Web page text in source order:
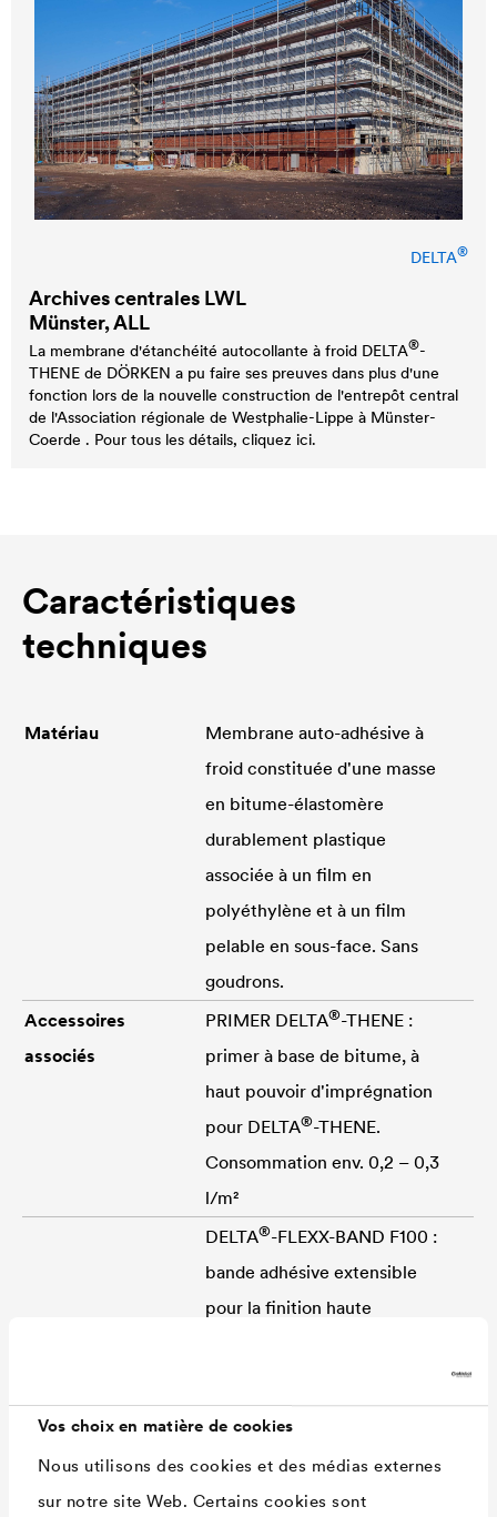
Vos choix en matière de cookies
Nous utilisons des cookies et des médias externes
sur notre site Web. Certains cookies sont
DELTA®
Archives centrales LWL
Münster, ALL
La membrane d'étanchéité autocollante à froid DELTA®-
THENE de DÖRKEN a pu faire ses preuves dans plus d'une
fonction lors de la nouvelle construction de l'entrepôt central
de l'Association régionale de Westphalie-Lippe à Münster-
Coerde . Pour tous les détails, cliquez ici.
Caractéristiques
techniques
Matériau
Membrane auto-adhésive à
froid constituée d'une masse
en bitume-élastomère
durablement plastique
associée à un film en
polyéthylène et à un film
pelable en sous-face. Sans
goudrons.
Accessoires
associés
PRIMER DELTA®-THENE :
primer à base de bitume, à
haut pouvoir d'imprégnation
pour DELTA®-THENE.
Consommation env. 0,2 – 0,3
l/m²
DELTA®-FLEXX-BAND F100 :
bande adhésive extensible
pour la finition haute
Résistance au
cisaillement des
recouvrements
≥ 200 N/5 cm [EN 13317-1]